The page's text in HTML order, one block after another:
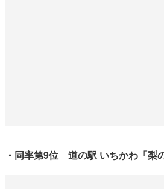
・同率第9位 道の駅 いちかわ「梨